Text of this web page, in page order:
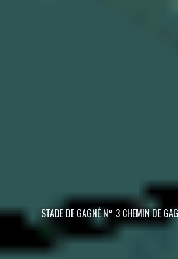
STADE DE GAGNÉ N° 3 CHEMIN DE